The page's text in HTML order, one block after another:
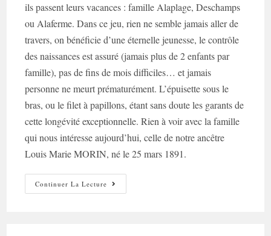
ils passent leurs vacances : famille Alaplage, Deschamps
ou Alaferme. Dans ce jeu, rien ne semble jamais aller de
travers, on bénéficie d’une éternelle jeunesse, le contrôle
des naissances est assuré (jamais plus de 2 enfants par
famille), pas de fins de mois difficiles… et jamais
personne ne meurt prématurément. L’épuisette sous le
bras, ou le filet à papillons, étant sans doute les garants de
cette longévité exceptionnelle. Rien à voir avec la famille
qui nous intéresse aujourd’hui, celle de notre ancêtre
Louis Marie MORIN, né le 25 mars 1891.
Continuer La Lecture Dans
La